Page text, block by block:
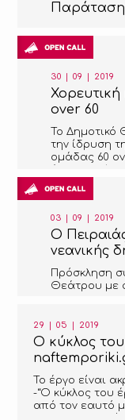
Παράταση
30 | 09 | 2019
over 60
Το
την ίδρυση
ομάδας 60
03 | 09 | 2019
Ο
νεανικής
Πρόσκληση
Θεάτρου με
29 | 05 | 2019
Ο κύκλος
Το έργο είναι
-“Ο κύκλος του
από τον εαυτό